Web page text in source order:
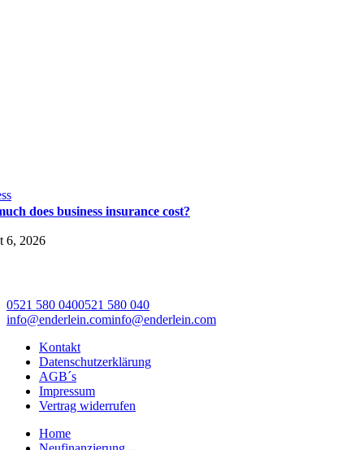
does business insurance cost?
6, 2026
0521 580 0400521 580 040
info@enderlein.cominfo@enderlein.com
Kontakt
Datenschutzerklärung
AGB´s
Impressum
Vertrag widerrufen
Home